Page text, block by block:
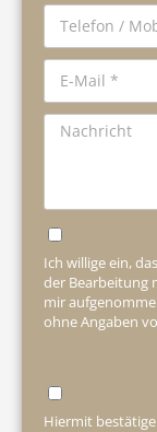
Ich willige ein,
der Bearbeitung
mir
ohne Angaben
Hiermit